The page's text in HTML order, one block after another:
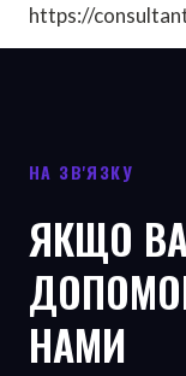
https://
НА ЗВ'ЯЗКУ
ЯКЩО
НАМИ